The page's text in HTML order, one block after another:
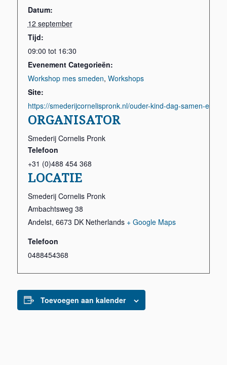
Datum:
12 september
Tijd:
09:00 tot 16:30
Evenement Categorieën:
Workshop mes smeden, Workshops
Site:
https://smederijcornelispronk.nl/ouder-kind-dag-samen-een-
LOCATIE
Smederij Cornelis Pronk
Ambachtsweg 38
Andelst, 6673 DK Netherlands + Google Maps
Telefoon
0488454368
ORGANISATOR
Smederij Cornelis Pronk
Telefoon
+31 (0)488 454 368
Toevoegen aan kalender